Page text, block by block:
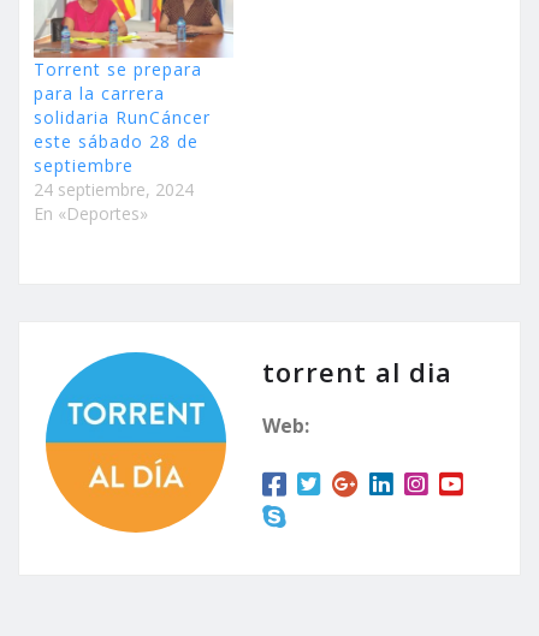
Torrent se prepara
para la carrera
solidaria RunCáncer
este sábado 28 de
septiembre
24 septiembre, 2024
En «Deportes»
torrent al dia
Web: